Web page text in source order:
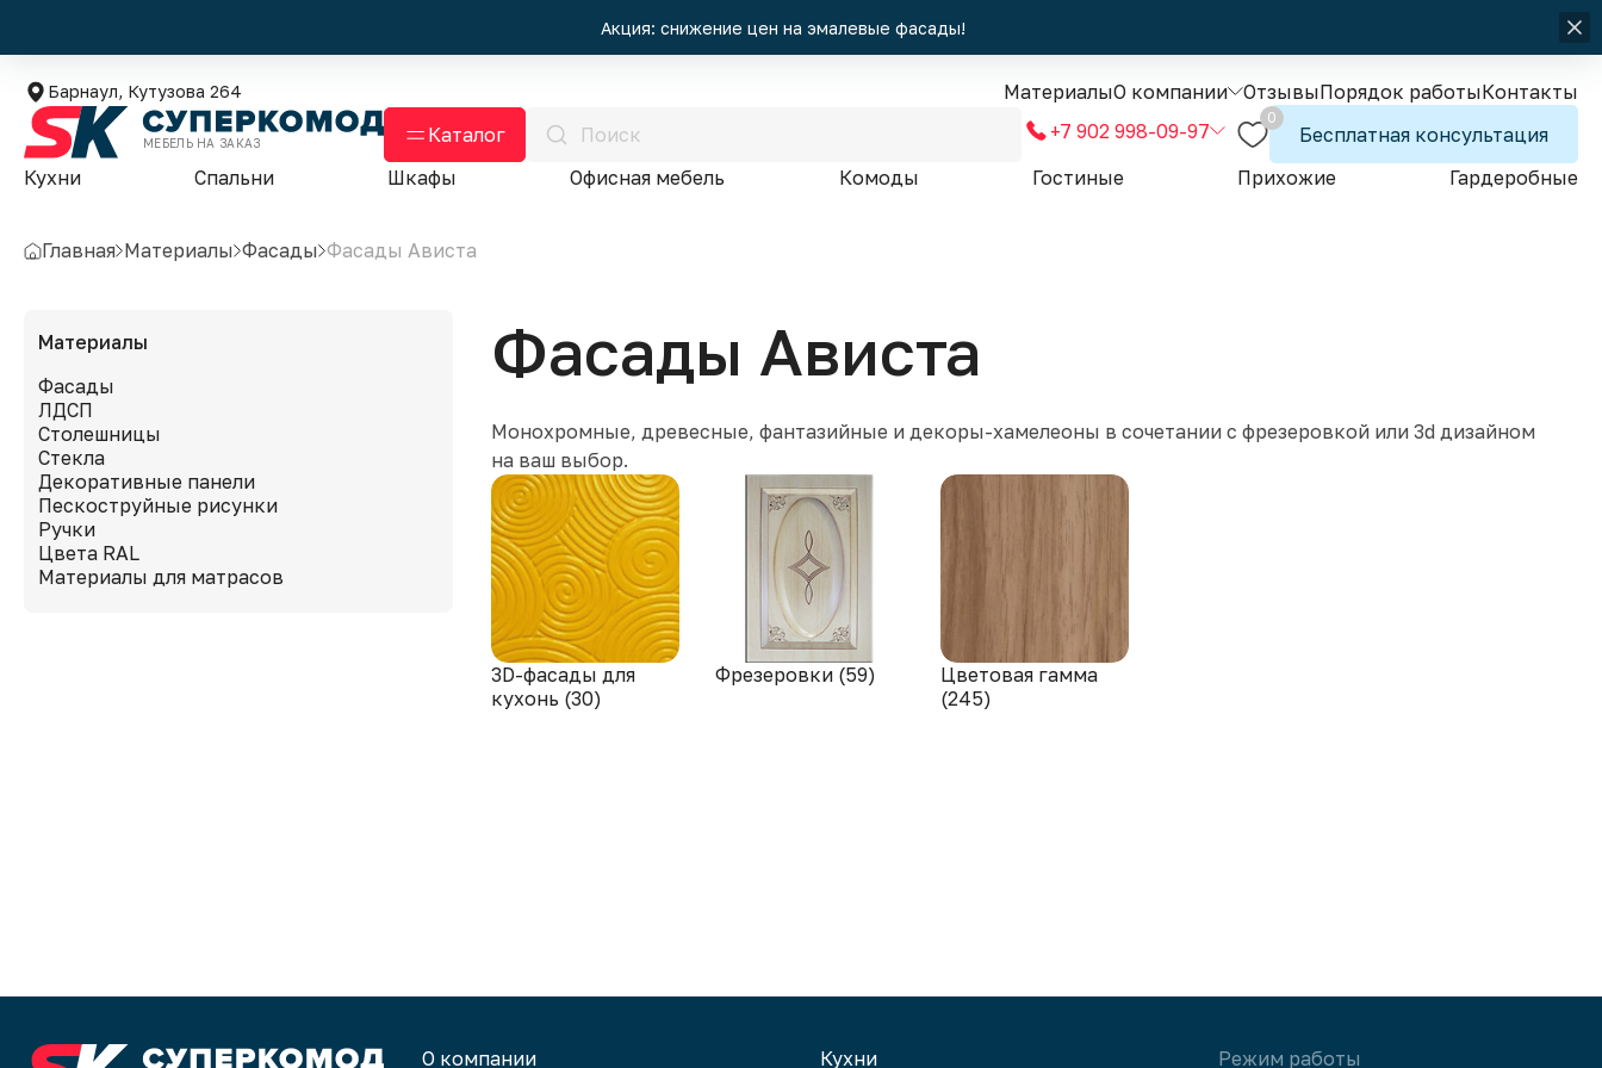
Акция: снижение цен на эмалевые фасады!
Барнаул, Кутузова 264 МатериалыО компании ОтзывыПорядок работыКонтакты
МЕБЕЛЬ НА ЗАКАЗ Каталог +7 902 998-09-97
0
Бесплатная консультация
Кухни
Спальни Шкафы Офисная мебель Комоды Гостиные Прихожие Гардеробные
Главная Материалы Фасады Фасады Ависта
Материалы
Фасады
ЛДСП
Столешницы
Стекла
Декоративные панели
Пескоструйные рисунки
Ручки
Цвета RAL
Материалы для матрасов
Фасады Ависта
Монохромные, древесные, фантазийные и декоры-хамелеоны в сочетании с фрезеровкой или 3d дизайном
на ваш выбор.
3D-фасады для
кухонь (30)
Фрезеровки (59)
Цветовая гамма
(245)
О компании Кухни Режим работы